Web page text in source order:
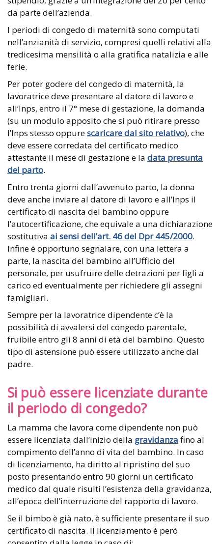
da parte dell’azienda.
I periodi di congedo di maternità sono computati
nell’anzianità di servizio, compresi quelli relativi alla
tredicesima mensilità o alla gratifica natalizia e alle
ferie.
Per poter godere del congedo di maternità, la
lavoratrice deve presentare al datore di lavoro e
all’Inps, entro il 7° mese di gestazione, la domanda
(su un modulo apposito che si può ritirare presso
l’Inps stesso oppurescaricare dal sito relativo), che
deve essere corredata del certificato medico
attestante il mese di gestazione e la data presunta
del parto.
Entro trenta giorni dall’avvenuto parto, la donna
deve anche inviare al datore di lavoro e all’Inps il
certificato di nascita del bambino oppure
l’autocertificazione, che equivale a una dichiarazione
sostitutiva ai sensi dell’art. 46 del Dpr 445/2000.
Infine è opportuno segnalare, con una lettera a
parte, la nascita del bambino all’Ufficio del
personale, per usufruire delle detrazioni per figli a
carico ed eventualmente per richiedere gli assegni
famigliari.
Sempre per la lavoratrice dipendente c’è la
possibilità di avvalersi del congedo parentale,
fruibile entro gli 8 anni di età del bambino. Questo
tipo di astensione può essere utilizzato anche dal
padre.
Si può essere licenziate durante
il periodo di congedo?
La mamma che lavora come dipendente non può
essere licenziata dall’inizio della gravidanza fino al
compimento dell’anno di vita del bambino. In caso
di licenziamento, ha diritto al ripristino del suo
posto presentando entro 90 giorni un certificato
medico dal quale risulti l’esistenza della gravidanza,
all’epoca dell’interruzione del rapporto di lavoro.
Se il bimbo è già nato, è sufficiente presentare il suo
certificato di nascita. Il licenziamento è però